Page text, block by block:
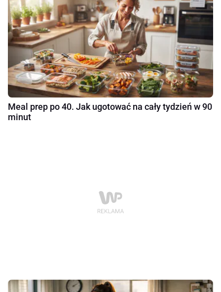
Meal prep po 40. Jak ugotować na cały tydzień w 90
minut